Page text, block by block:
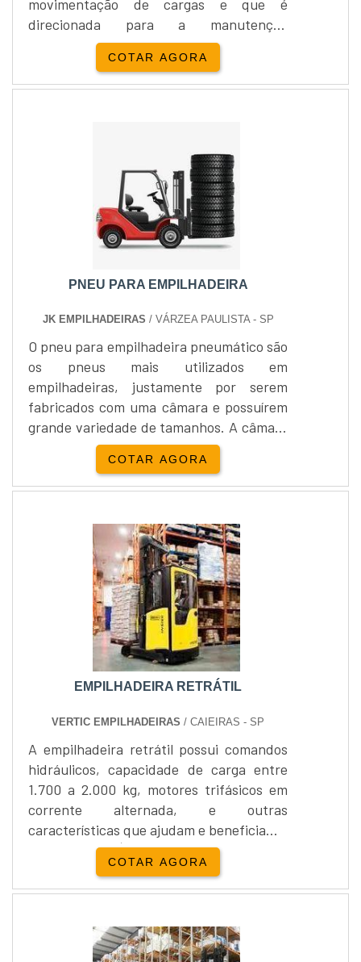
movimentação de cargas e que é
direcionada para a manutenção
industrial, comércio, transporte,
estocagem, logística e armazenagem de
cargas. Além disso, a empresa está
equipe de atendimento especializada
para atender a qualquer n....
COTAR AGORA
PNEU PARA EMPILHADEIRA
JK EMPILHADEIRAS / VÁRZEA PAULISTA - SP
O pneu para empilhadeira pneumático são
os pneus mais utilizados em
empilhadeiras, justamente por serem
fabricados com uma câmara e possuírem
grande variedade de tamanhos. A câmara
garante ao pneu de empilhadeira
pneumático estabilidade e habilidade
para pisos irregulares, pisos muito
pneus ideais para pisos que necessitam
de estabilidade. Outro tipo comum é o
pneu de empilhadeira maciço ou
superelástico....
COTAR AGORA
EMPILHADEIRA RETRÁTIL
VERTIC EMPILHADEIRAS / CAIEIRAS - SP
A empilhadeira retrátil possui comandos
hidráulicos, capacidade de carga entre
1.700 a 2.000 kg, motores trifásicos em
corrente alternada, e outras
características que ajudam e beneficiam o
comprados. É possível utilizar este
aparelho em pequenos armazéns, galpões
de estoque, centros de distribuição e
só auxilia no trabalho cotidiano, mas
também gera economia para a
COTAR AGORA